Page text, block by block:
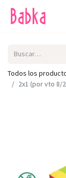
Todos los
2x1 (por vto 8/